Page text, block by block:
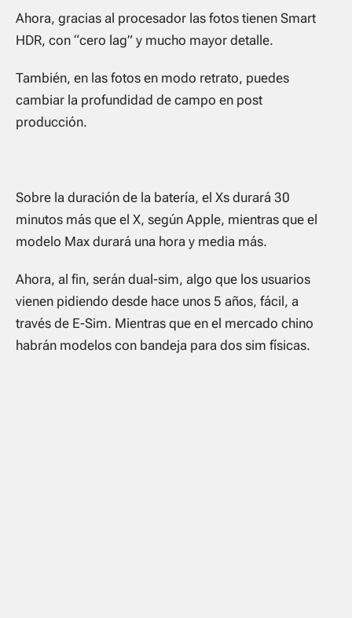
Ahora, gracias al procesador las fotos tienen Smart
HDR, con “cero lag” y mucho mayor detalle.
También, en las fotos en modo retrato, puedes
cambiar la profundidad de campo en post
producción.
Sobre la duración de la batería, el Xs durará 30
minutos más que el X, según Apple, mientras que el
modelo Max durará una hora y media más.
Ahora, al fin, serán dual-sim, algo que los usuarios
vienen pidiendo desde hace unos 5 años, fácil, a
través de E-Sim. Mientras que en el mercado chino
habrán modelos con bandeja para dos sim físicas.